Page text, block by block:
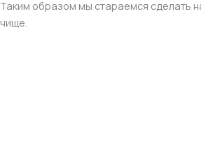
Таким образом мы стараемся сделать
чище.